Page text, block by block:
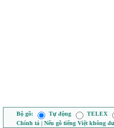
Bộ gõ: Tự động TELEX
Chính tả | Nếu gõ tiếng Việt không